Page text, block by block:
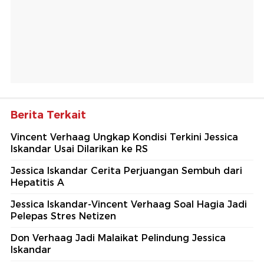
Berita Terkait
Vincent Verhaag Ungkap Kondisi Terkini Jessica
Iskandar Usai Dilarikan ke RS
Jessica Iskandar Cerita Perjuangan Sembuh dari
Hepatitis A
Jessica Iskandar-Vincent Verhaag Soal Hagia Jadi
Pelepas Stres Netizen
Don Verhaag Jadi Malaikat Pelindung Jessica
Iskandar